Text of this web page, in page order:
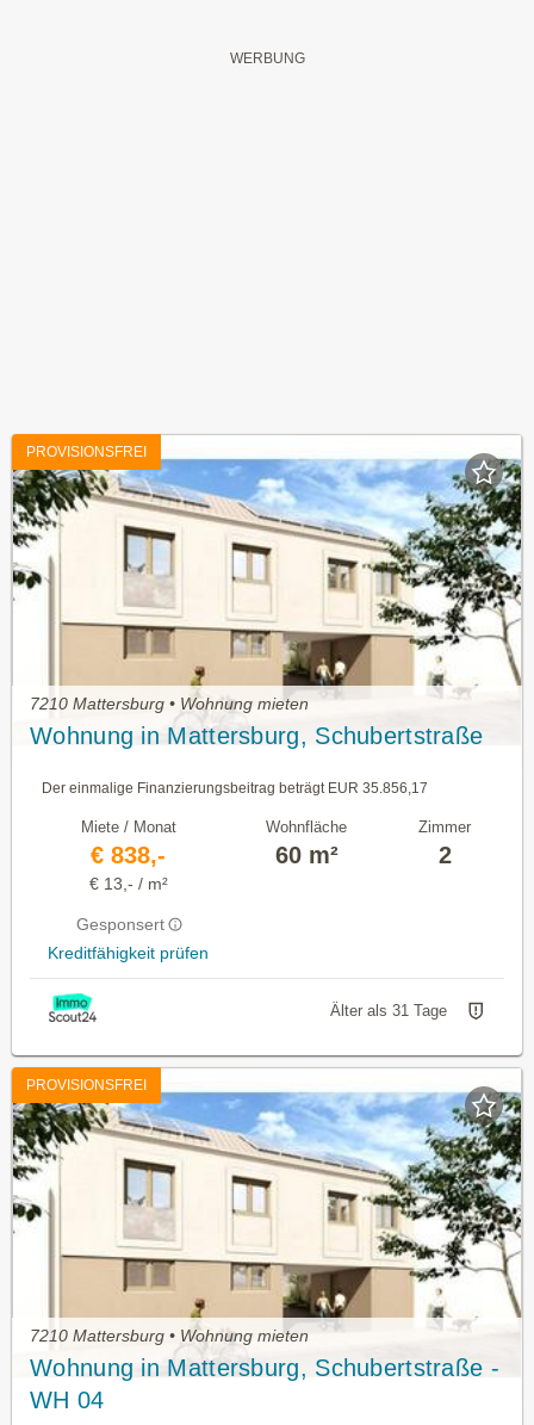
PROVISIONSFREI
7210 Mattersburg • Wohnung mieten
Wohnung in Mattersburg, Schubertstraße
Der einmalige Finanzierungsbeitrag beträgt EUR 35.856,17
Miete / Monat
€ 838,-
€ 13,- / m²
Gesponsert
Kreditfähigkeit prüfen
Wohnfläche
60 m²
Zimmer
2
Älter als 31 Tage
PROVISIONSFREI
7210 Mattersburg • Wohnung mieten
Wohnung in Mattersburg, Schubertstraße -
WH 04